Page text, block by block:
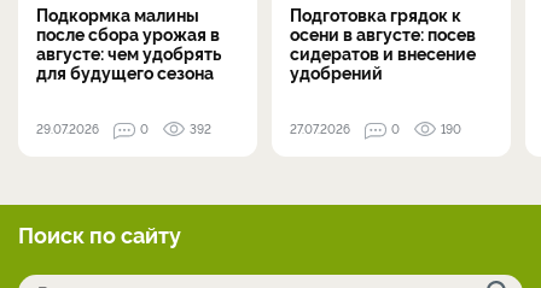
Подкормка малины
после сбора урожая в
августе: чем удобрять
для будущего сезона
29.07.2026 0 392
Подготовка грядок к
осени в августе: посев
сидератов и внесение
удобрений
27.07.2026 0 190
Поиск по сайту